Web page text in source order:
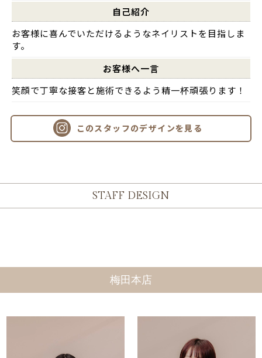
自己紹介
お客様に喜んでいただけるようなネイリストを目指しま
す。
お客様へ一言
笑顔で丁寧な接客と施術できるよう精一杯頑張ります！
このスタッフのデザインを見る
STAFF DESIGN
梅田本店